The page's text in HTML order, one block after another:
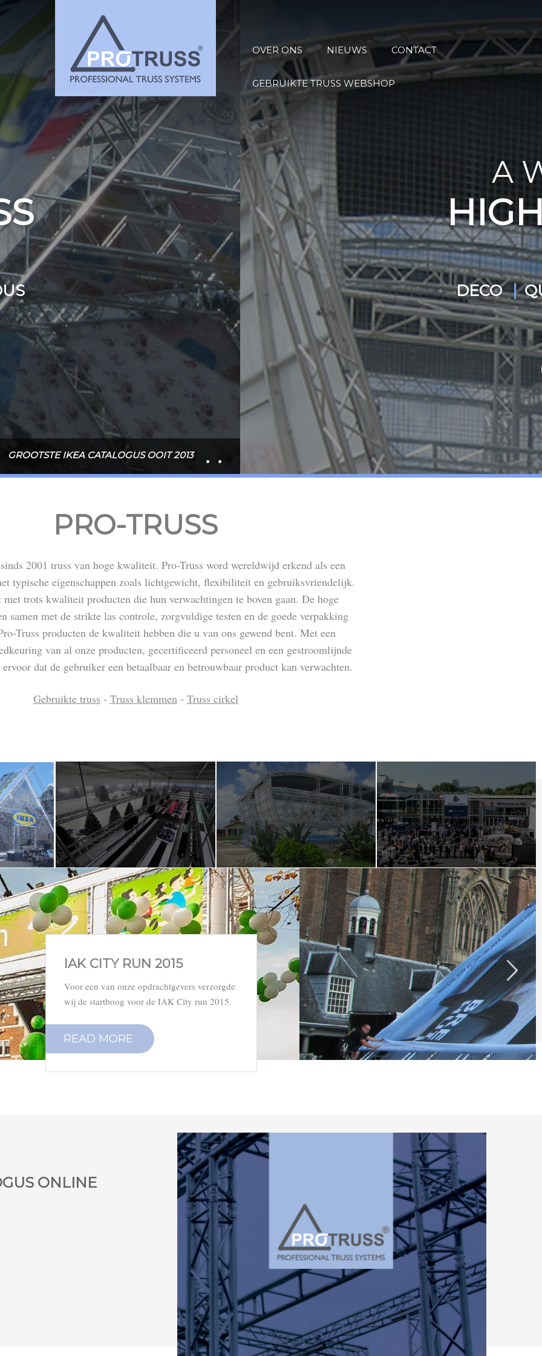
OVER ONS NIEUWS CONTACT
GEBRUIKTE TRUSS WEBSHOP
WIDE VARIETY OF
QUALITY TRUSS
SYSTEMS
QUICK HEAVY CIRCLES VARIOUS
NEEM CONTACT OP
KETBALL ARENA BRAZILIË
PRO-TRUSS
2001 truss van hoge kwaliteit. Pro-Truss word wereldwijd erkend als een
typische eigenschappen zoals lichtgewicht, flexibiliteit en gebruiksvriendelijk.
met trots kwaliteit producten die hun verwachtingen te boven gaan. De hoge
samen met de strikte las controle, zorgvuldige testen en de goede verpakking
Truss producten de kwaliteit hebben die u van ons gewend bent. Met een
van al onze producten, gecertificeerd personeel en een gestroomlijnde
dat de gebruiker een betaalbaar en betrouwbaar product kan verwachten.
Gebruikte truss - Truss klemmen- Truss cirkel
GROOTSTE IKEA
CATALOGUS OOIT 2013
De IKEA catalogus ging in 2013 op tournee
door heel Nederland.
READ MORE
ONLINE